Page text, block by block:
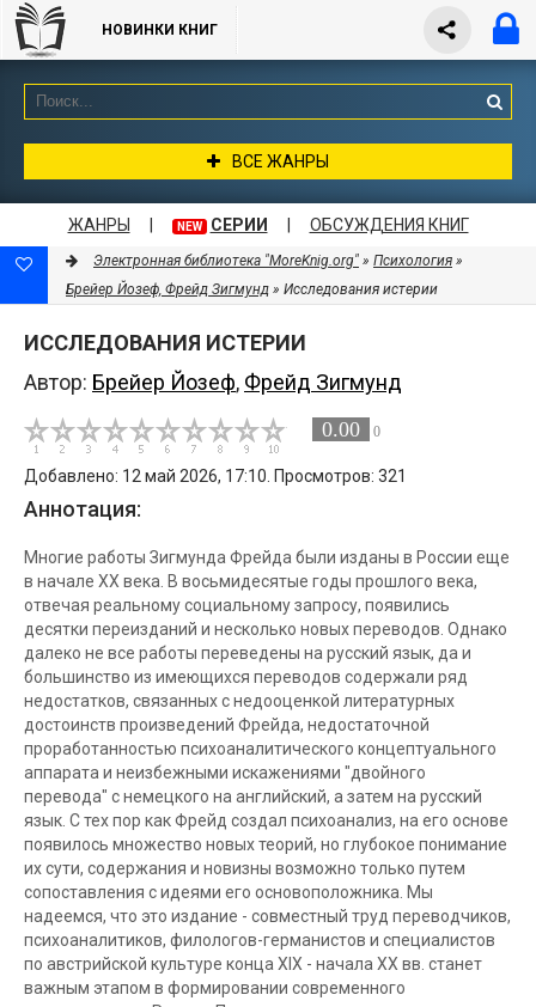
НОВИНКИ КНИГ
ВСЕ ЖАНРЫ
ЖАНРЫ NEW СЕРИИ ОБСУЖДЕНИЯ КНИГ
Электронная библиотека "MoreKnig.org" » Психология »
Брейер Йозеф, Фрейд Зигмунд » Исследования истерии
ИССЛЕДОВАНИЯ ИСТЕРИИ
Автор: Брейер Йозеф, Фрейд Зигмунд
0.00 0
Добавлено: 12 май 2026, 17:10. Просмотров: 321
Аннотация:
Многие работы Зигмунда Фрейда были изданы в России еще
в начале XX века. В восьмидесятые годы прошлого века,
отвечая реальному социальному запросу, появились
десятки переизданий и несколько новых переводов. Однако
далеко не все работы переведены на русский язык, да и
большинство из имеющихся переводов содержали ряд
недостатков, связанных с недооценкой литературных
достоинств произведений Фрейда, недостаточной
проработанностью психоаналитического концептуального
аппарата и неизбежными искажениями "двойного
перевода" с немецкого на английский, а затем на русский
язык. С тех пор как Фрейд создал психоанализ, на его основе
появилось множество новых теорий, но глубокое понимание
их сути, содержания и новизны возможно только путем
сопоставления с идеями его основоположника. Мы
надеемся, что это издание - совместный труд переводчиков,
психоаналитиков, филологов-германистов и специалистов
по австрийской культуре конца XIX - начала XX вв. станет
важным этапом в формировании современного